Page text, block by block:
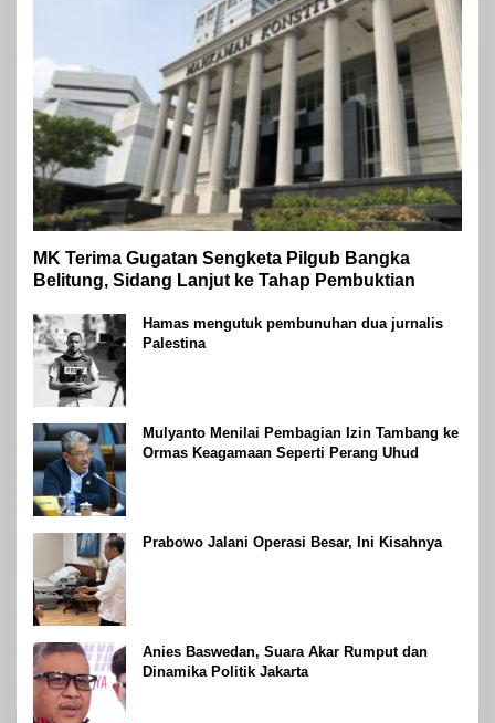
MK Terima Gugatan Sengketa Pilgub Bangka
Belitung, Sidang Lanjut ke Tahap Pembuktian
Hamas mengutuk pembunuhan dua jurnalis
Palestina
Mulyanto Menilai Pembagian Izin Tambang ke
Ormas Keagamaan Seperti Perang Uhud
Prabowo Jalani Operasi Besar, Ini Kisahnya
Anies Baswedan, Suara Akar Rumput dan
Dinamika Politik Jakarta